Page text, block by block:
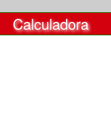
Calculadora